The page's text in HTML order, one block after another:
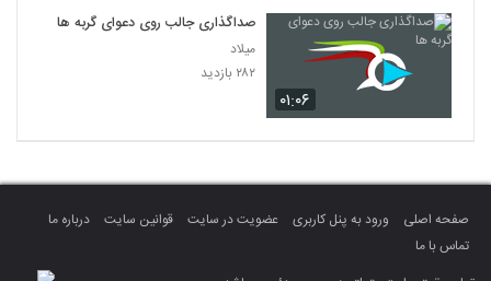
۰۱:۰۶
صداگذاری جالب روی دعوای گربه ها
میلاد
۲۸۲ بازدید
صفحه اصلی ورود به پنل کاربری عضویت در سایت قوانین سایت
درباره ما
تماس با ما